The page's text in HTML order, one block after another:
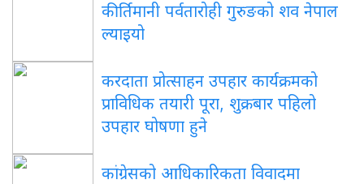
कीर्तिमानी पर्वतारोही गुरुङको शव नेपाल
ल्याइयो
करदाता प्रोत्साहन उपहार कार्यक्रमको
प्राविधिक तयारी पूरा, शुक्रबार पहिलो
उपहार घोषणा हुने
कांग्रेसको आधिकारिकता विवादमा